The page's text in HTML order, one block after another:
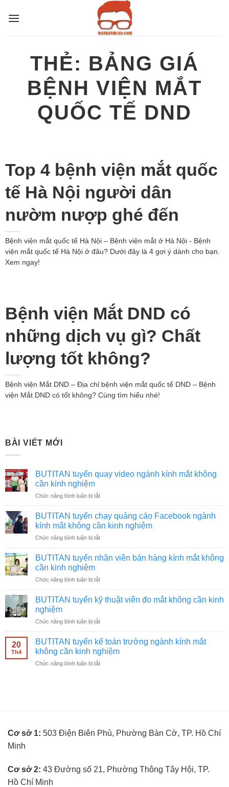
qua
THẺ: BẢNG GIÁ
BỆNH VIỆN MẮT
QUỐC TẾ DND
Top 4 bệnh viện mắt quốc
tế Hà Nội người dân
nườm nượp ghé đến
Bệnh viện mắt quốc tế Hà Nội – Bệnh viện mắt ở Hà Nội - Bệnh
viện mắt quốc tế Hà Nội ở đâu? Dưới đây là 4 gợi ý dành cho bạn.
Xem ngay!
Bệnh viện Mắt DND có
những dịch vụ gì? Chất
lượng tốt không?
Bệnh viện Mắt DND – Địa chỉ bệnh viện mắt quốc tế DND – Bệnh
viện Mắt DND có tốt không? Cùng tìm hiểu nhé!
BÀI VIẾT MỚI
BUTITAN tuyển quay video ngành kính mắt không
cần kinh nghiệm
Chức năng bình luận bị tắtở
tuyển
quay
video
ngành
mắt
kinh
BUTITAN tuyển chạy quảng cáo Facebook ngành
kính mắt không cần kinh nghiệm
Chức năng bình luận bị tắtở
tuyển
cáo
ngành
không
kinh
nghiệm
BUTITAN tuyển nhân viên bán hàng kính mắt không
cần kinh nghiệm
Chức năng bình luận bị tắtở
tuyển
nhân
bán
kính
mắt
không
cần
BUTITAN tuyển kỹ thuật viên đo mắt không cần kinh
nghiệm
Chức năng bình luận bị tắtở
tuyển
kỹ
thuật
viên
20
Th4
BUTITAN tuyển kế toán trưởng ngành kính mắt
không cần kinh nghiệm
Chức năng bình luận bị tắtở
mắt
nghiệm
Cơ sở 1: 503 Điện Biên Phủ, Phường Bàn Cờ, TP. Hồ Chí
Minh
Cơ sở 2: 43 Đường số 21, Phường Thông Tây Hội, TP.
Hồ Chí Minh